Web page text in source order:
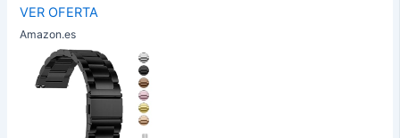
VER OFERTA
Amazon.es